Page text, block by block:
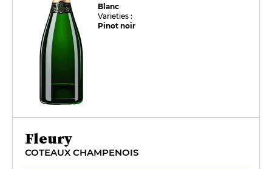
Blanc
Varieties :
Pinot noir
Fleury
COTEAUX CHAMPENOIS